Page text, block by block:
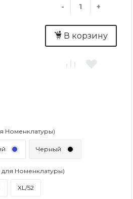
- +
В корзину
Номенклатуры)
Черный
Номенклатуры)
XL/52